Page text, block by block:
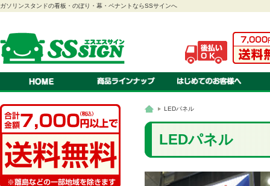
ガソリンスタンドの看板・のぼり・幕・ペナントならSSサインへ
のぼり
幕
ペナント
連続旗・オープン幕
紅白幕
スクリーン看板
A型看板
スタンド看板
ステッカー
看板
吸盤付きカードケース
LEDパネル
ロールスクリーン
車検証ホルダー
はっぴ・腕章
テント
カタログスタンド
オリジナル 書体・色見本
オリジナル 対応ソフト
オリジナル 入稿の方法・種
LEDパネル
LEDパネル